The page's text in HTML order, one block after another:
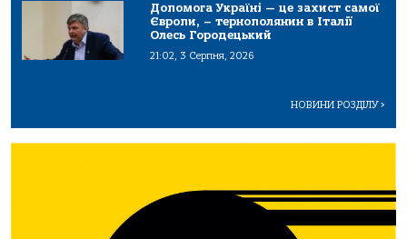
Допомога Україні — це захист самої
Європи, – тернополянин в Італії
Олесь Городецький
21:02, 3 Серпня, 2026
НОВИНИ РОЗДІЛУ>